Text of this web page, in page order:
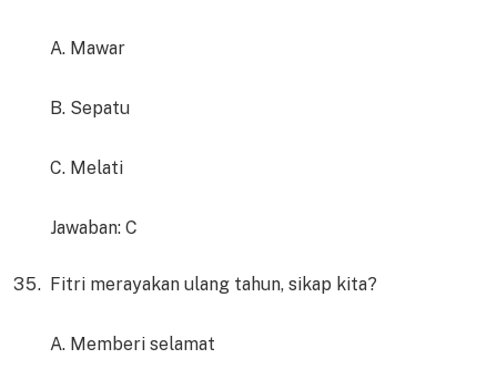
A. Mawar
B. Sepatu
C. Melati
Jawaban: C
Fitri merayakan ulang tahun, sikap kita?
A. Memberi selamat